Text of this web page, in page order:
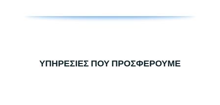
ΥΠΗΡΕΣΙΕΣ ΠΟΥ ΠΡΟΣΦΕΡΟΥΜΕ